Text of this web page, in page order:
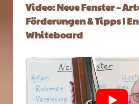
Video: Neue Fenster –
Förderungen & Tipps |
Whiteboard